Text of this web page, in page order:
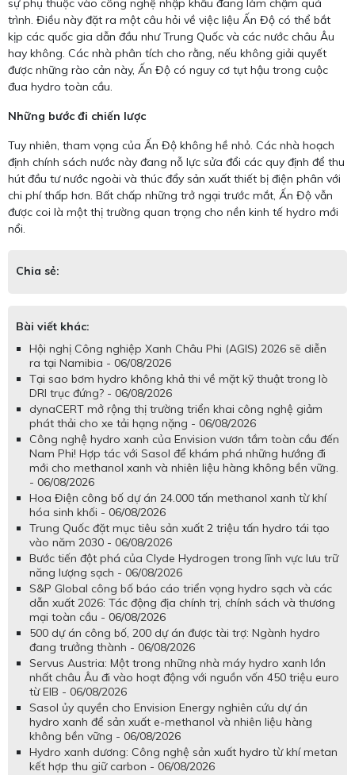
sự phụ thuộc vào công nghệ nhập khẩu đang làm chậm quá
trình. Điều này đặt ra một câu hỏi về việc liệu Ấn Độ có thể bắt
kịp các quốc gia dẫn đầu như Trung Quốc và các nước châu Âu
hay không. Các nhà phân tích cho rằng, nếu không giải quyết
được những rào cản này, Ấn Độ có nguy cơ tụt hậu trong cuộc
đua hydro toàn cầu.
Những bước đi chiến lược
Tuy nhiên, tham vọng của Ấn Độ không hề nhỏ. Các nhà hoạch
định chính sách nước này đang nỗ lực sửa đổi các quy định để thu
hút đầu tư nước ngoài và thúc đẩy sản xuất thiết bị điện phân với
chi phí thấp hơn. Bất chấp những trở ngại trước mắt, Ấn Độ vẫn
được coi là một thị trường quan trọng cho nền kinh tế hydro mới
nổi.
Chia sẻ:
Bài viết khác:
Hội nghị Công nghiệp Xanh Châu Phi (AGIS) 2026 sẽ diễn
ra tại Namibia - 06/08/2026
Tại sao bơm hydro không khả thi về mặt kỹ thuật trong lò
DRI trục đứng? - 06/08/2026
dynaCERT mở rộng thị trường triển khai công nghệ giảm
phát thải cho xe tải hạng nặng - 06/08/2026
Công nghệ hydro xanh của Envision vươn tầm toàn cầu đến
Nam Phi! Hợp tác với Sasol để khám phá những hướng đi
mới cho methanol xanh và nhiên liệu hàng không bền vững.
- 06/08/2026
Hoa Điện công bố dự án 24.000 tấn methanol xanh từ khí
hóa sinh khối - 06/08/2026
Trung Quốc đặt mục tiêu sản xuất 2 triệu tấn hydro tái tạo
vào năm 2030 - 06/08/2026
Bước tiến đột phá của Clyde Hydrogen trong lĩnh vực lưu trữ
năng lượng sạch - 06/08/2026
S&P Global công bố báo cáo triển vọng hydro sạch và các
dẫn xuất 2026: Tác động địa chính trị, chính sách và thương
mại toàn cầu - 06/08/2026
500 dự án công bố, 200 dự án được tài trợ: Ngành hydro
đang trưởng thành - 06/08/2026
Servus Austria: Một trong những nhà máy hydro xanh lớn
nhất châu Âu đi vào hoạt động với nguồn vốn 450 triệu euro
từ EIB - 06/08/2026
Sasol ủy quyền cho Envision Energy nghiên cứu dự án
hydro xanh để sản xuất e-methanol và nhiên liệu hàng
không bền vững - 06/08/2026
Hydro xanh dương: Công nghệ sản xuất hydro từ khí metan
kết hợp thu giữ carbon - 06/08/2026